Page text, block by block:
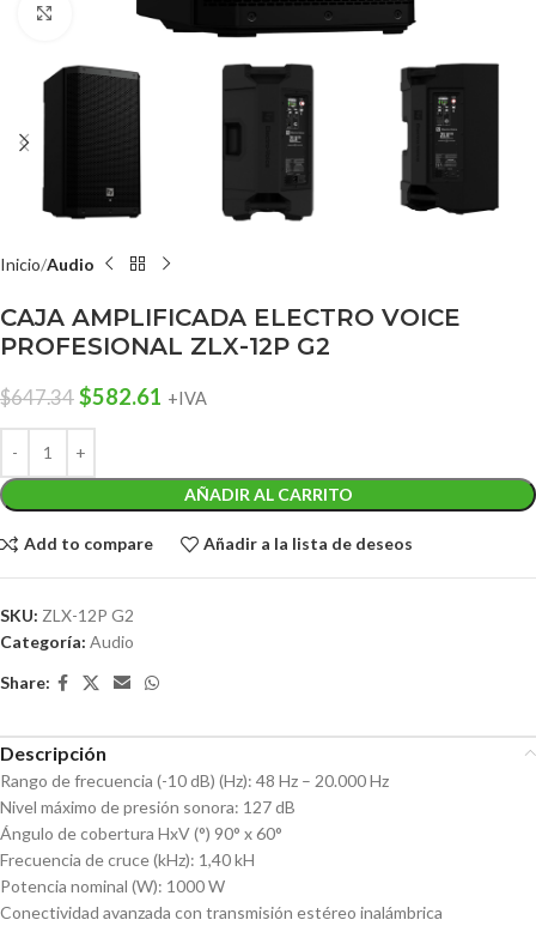
Click para agrandar
Inicio Audio
CAJA AMPLIFICADA ELECTRO VOICE
PROFESIONAL ZLX-12P G2
$647.34 $582.61 +IVA
AÑADIR AL CARRITO
Add to compare Añadir a la lista de deseos
SKU: ZLX-12P G2
Categoría: Audio
Share:
Descripción
Rango de frecuencia (-10 dB) (Hz): 48 Hz – 20.000 Hz
Nivel máximo de presión sonora: 127 dB
Ángulo de cobertura HxV (°) 90° x 60°
Frecuencia de cruce (kHz): 1,40 kH
Potencia nominal (W): 1000 W
Conectividad avanzada con transmisión estéreo inalámbrica